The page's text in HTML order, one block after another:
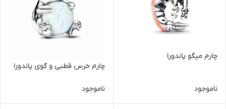
چارم میگو پاندورا
ناموجود
چارم خرس قطبی و گوی پاندورا
ناموجود